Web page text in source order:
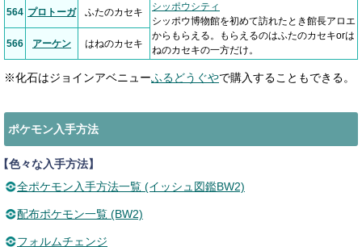
564 プロトーガ ふたのカセキ
シッポウシティ
シッポウ博物館を初めて訪れたとき館長アロエ
からもらえる。もらえるのはふたのカセキorは
ねのカセキの一方だけ。
566 アーケン はねのカセキ
※化石はジョインアベニューふるどうぐやで購入することもできる。
ポケモン入手方法
色々な入手方法】
全ポケモン入手方法一覧 (イッシュ図鑑BW2)
配布ポケモン一覧 (BW2)
フォルムチェンジ